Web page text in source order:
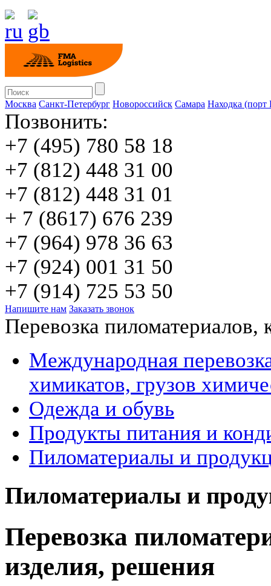
Москва Санкт-Петербург Новороссийск Cамара Находка
Позвонить:
+7 (495) 780 58 18
+7 (812) 448 31 00
+7 (812) 448 31 01
+ 7 (8617) 676 239
+7 (964) 978 36 63
+7 (924) 001 31 50
+7 (914) 725 53 50
Напишите нам Заказать звонок
Перевозка пиломатериалов,
Международная
химикатов, грузов
Одежда и обувь
Продукты питания и
Пиломатериалы и
Пиломатериалы и
Перевозка
изделия, решения